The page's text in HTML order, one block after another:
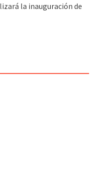
la inauguración de